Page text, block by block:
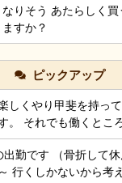
りそう あたらしく
すか？
ピックアップ
しくやり甲斐を持っ
。 それでも働くとこ
なのでしょうね。 一
時だったので今日も頑
好き勝手だから楽し
勤です （骨折して休
行くしかないから考